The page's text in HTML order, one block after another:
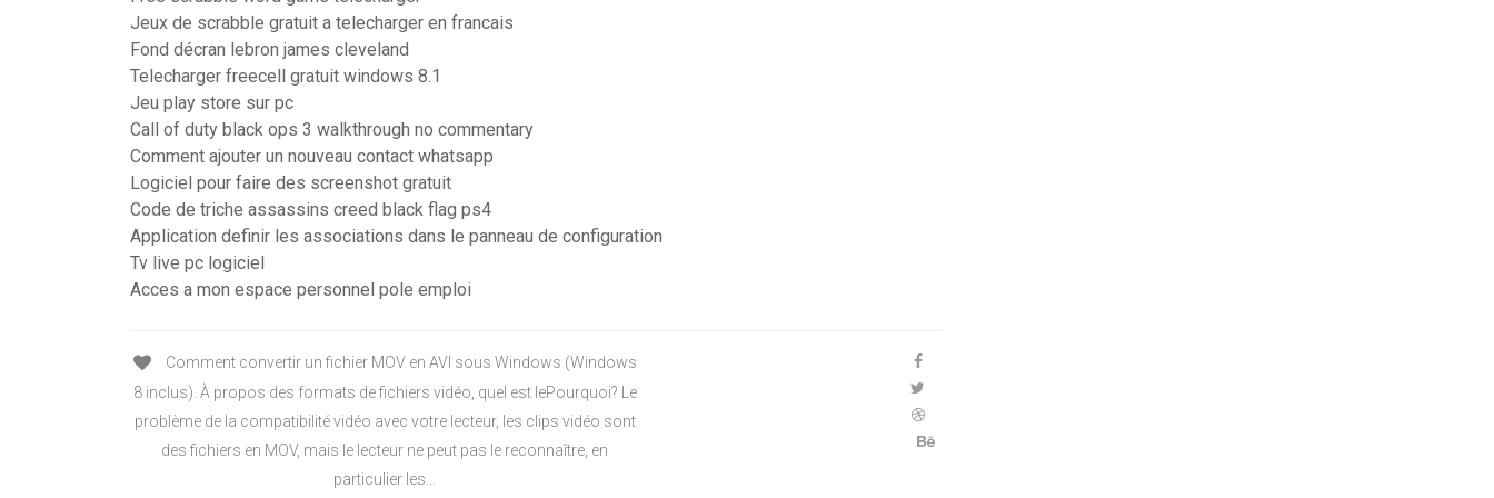
Jeux de scrabble gratuit a telecharger en francais
Fond décran lebron james cleveland
Telecharger freecell gratuit windows 8.1
Jeu play store sur pc
Call of duty black ops 3 walkthrough no commentary
Comment ajouter un nouveau contact whatsapp
Logiciel pour faire des screenshot gratuit
Code de triche assassins creed black flag ps4
Application definir les associations dans le panneau de configuration
Tv live pc logiciel
Acces a mon espace personnel pole emploi
Comment convertir un fichier MOV en AVI sous Windows (Windows
8 inclus). À propos des formats de fichiers vidéo, quel est lePourquoi? Le
problème de la compatibilité vidéo avec votre lecteur, les clips vidéo sont
des fichiers en MOV, mais le lecteur ne peut pas le reconnaître, en
particulier les...